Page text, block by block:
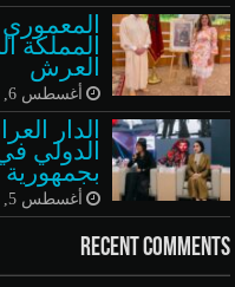
العرش
أغسطس 6, 2026
الدار
الدولي
بجمهورية
أغسطس 5, 2026
Recent Comments